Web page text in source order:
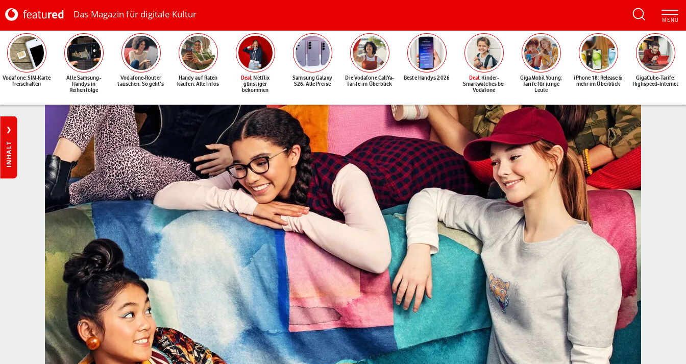
Das Magazin für digitale Kultur
Vodafone: SIM-Karte
freischalten
Alle Samsung-
Handys in
Reihenfolge
Vodafone-Router
tauschen: So geht's
Handy auf Raten
kaufen: Alle Infos
Deal: Netflix
günstiger
bekommen
Samsung Galaxy
S26: Alle Preise
Die Vodafone CallYa-
Tarife im Überblick
Beste Handys 2026 Deal: Kinder-
Smartwatches bei
Vodafone
GigaMobil Young:
Tarife für junge
Leute
iPhone 18: Release &
mehr im Überblick
GigaCube-Tarife:
Highspeed-Internet
INHALT